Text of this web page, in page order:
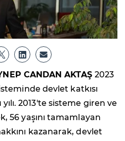
CANDAN AKTAŞ 2023
devlet katkısı
2013'te sisteme giren ve
56 yaşını tamamlayan
kazanarak, devlet